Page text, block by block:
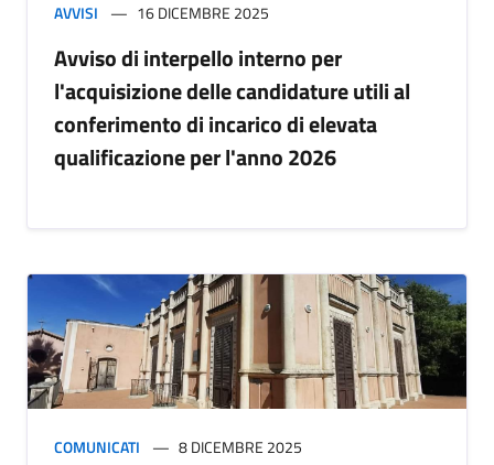
AVVISI 16 DICEMBRE 2025
Avviso di interpello interno per
l'acquisizione delle candidature utili al
conferimento di incarico di elevata
qualificazione per l'anno 2026
COMUNICATI 8 DICEMBRE 2025